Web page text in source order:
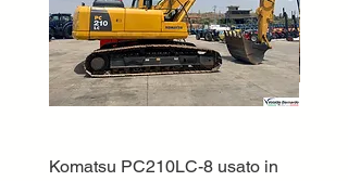
Komatsu PC210LC-8 usato in